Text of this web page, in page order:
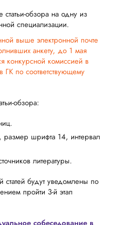
статьи-обзора на одну из
специализации.
выше электронной почте
анкету, до 1 мая
конкурсной комиссией в
ГК по соответствующему
обзора:
шрифта 14, интервал
литературы.
статей будут уведомлены по
пройти 3-й этап